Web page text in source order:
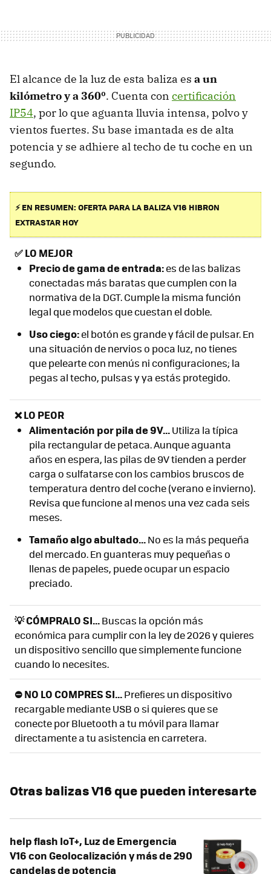
El alcance de la luz de esta baliza es a un
kilómetro y a 360º. Cuenta con certificación
IP54, por lo que aguanta lluvia intensa, polvo y
vientos fuertes. Su base imantada es de alta
potencia y se adhiere al techo de tu coche en un
segundo.
⚡ EN RESUMEN: OFERTA PARA LA BALIZA V16 HIBRON
EXTRASTAR HOY
✅LO MEJOR
Precio de gama de entrada:es de las balizas
conectadas más baratas que cumplen con la
normativa de la DGT. Cumple la misma función
legal que modelos que cuestan el doble.
Uso ciego:el botón es grande y fácil de pulsar. En
una situación de nervios o poca luz, no tienes
que pelearte con menús ni configuraciones; la
pegas al techo, pulsas y ya estás protegido.
❌ LO PEOR
Alimentación por pila de 9V...Utiliza la típica
pila rectangular de petaca. Aunque aguanta
años en espera, las pilas de 9V tienden a perder
carga o sulfatarse con los cambios bruscos de
temperatura dentro del coche (verano e invierno).
Revisa que funcione al menos una vez cada seis
meses.
Tamaño algo abultado...No es la más pequeña
del mercado. En guanteras muy pequeñas o
llenas de papeles, puede ocupar un espacio
preciado.
💡 CÓMPRALO SI...Buscas la opción más
económica para cumplir con la ley de 2026 y quieres
un dispositivo sencillo que simplemente funcione
cuando lo necesites.
⛔ NO LO COMPRES SI...Prefieres un dispositivo
recargable mediante USB o si quieres que se
conecte por Bluetooth a tu móvil para llamar
directamente a tu asistencia en carretera.
Otras balizas V16 que pueden interesarte
help flash IoT+, Luz de Emergencia
V16 con Geolocalización y más de 290
candelas de potencia